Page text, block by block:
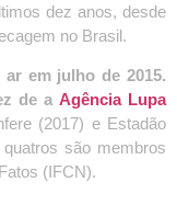
dez anos, desde
no Brasil.
em julho de 2015.
de a Agência Lupa
(2017) e Estadão
são membros
(IFCN).